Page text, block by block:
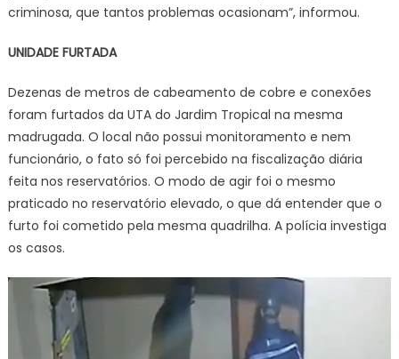
criminosa, que tantos problemas ocasionam”, informou.
UNIDADE FURTADA
Dezenas de metros de cabeamento de cobre e conexões
foram furtados da UTA do Jardim Tropical na mesma
madrugada. O local não possui monitoramento e nem
funcionário, o fato só foi percebido na fiscalização diária
feita nos reservatórios. O modo de agir foi o mesmo
praticado no reservatório elevado, o que dá entender que o
furto foi cometido pela mesma quadrilha. A polícia investiga
os casos.